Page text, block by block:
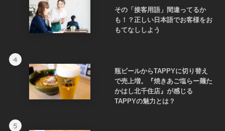
その「接客用語」間違ってるか
も！？正しい日本語でお客様をお
もてなししよう
4
瓶ビールからTAPPYに切り替え
で売上増。『焼きあご塩らー麺た
かはし北千住店』が感じる
TAPPYの魅力とは？
5